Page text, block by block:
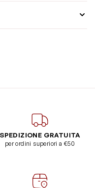
SPEDIZIONE GRATUITA
per ordini superiori a €50